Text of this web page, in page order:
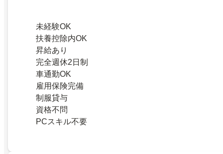
未経験OK
扶養控除内OK
昇給あり
完全週休2日制
車通勤OK
雇用保険完備
制服貸与
資格不問
PCスキル不要